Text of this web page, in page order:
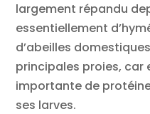
largement répandu
essentiellement
d’abeilles
principales proies, car
importante de
ses larves.